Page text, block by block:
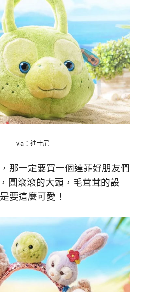
via：迪士尼
那一定要買一個達菲好朋友們
圓滾滾的大頭，毛茸茸的設
要這麼可愛！